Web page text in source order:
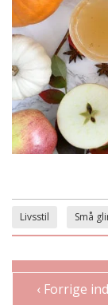
Livsstil Små
‹ Forrige